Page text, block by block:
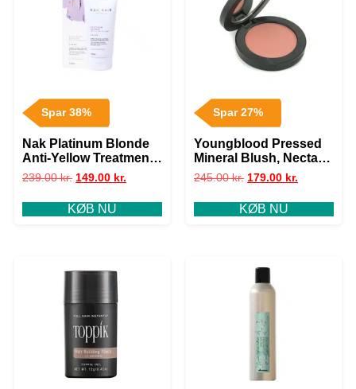
Spar 38%
Nak Platinum Blonde
Anti-Yellow Treatment,
150 ml
239.00kr. 149.00 kr.
KØB NU
Spar 27%
Youngblood Pressed
Mineral Blush, Nectar
3g
245.00kr. 179.00 kr.
KØB NU